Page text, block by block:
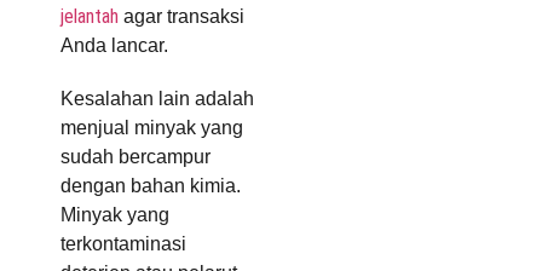
jelantah agar transaksi
Anda lancar.
Kesalahan lain adalah
menjual minyak yang
sudah bercampur
dengan bahan kimia.
Minyak yang
terkontaminasi